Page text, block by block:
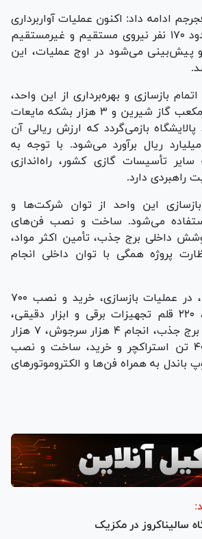
ادامه داد: اکنون عملیات آواربرداری
و داربست‌بندی با حدود ۱۷۰ نفر نیروی مستقیم و غیرمستقیم
پیش‌بینی می‌شود در اوج عملیات، این
بازسازی و بهره‌برداری از این واحد،
روزانه ۱۲ میلیون مترمکعب گاز شیرین و ۳ هزار بشکه مایعات
بازمی‌گردد که ارزش ریالی آن
بیش از ۵۲ میلیارد ریال برآورد می‌شود. با توجه به
تأسیسات گازی کشور، راه‌اندازی
راهبردی دارد.
این واحد از توان شرکت‌ها و
استفاده می‌شود. ساخت و نصب فن‌های
داخلی برج جذب، تأمین اکثر مواد،
پروژه همگی با توان داخلی انجام
براساس این گزارش، در عملیات بازسازی، خرید و نصب ۷۰۰
قلم لوله و اتصالات، ۲۲۰ قلم تجهیزات برقی و ابزار دقیقی،
بازسازی یک دستگاه برج جذب، انجام ۴ هزار سرجوش، ۷ هزار
متر رنگ و عایق، ۴۰۰ تن استراکچر و خرید، ساخت و نصب
تیوپ باندل به همراه فن‌ها و الکتروموتور‌های
سالیناکروز در مکزیک